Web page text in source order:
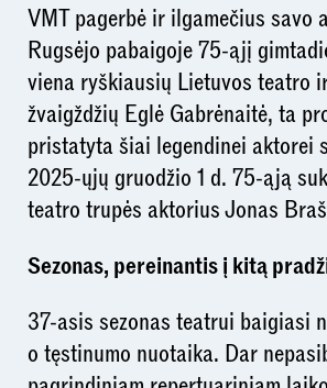
VMT pagerbė ir ilgamečius savo
Rugsėjo pabaigoje 75-ąjį
viena ryškiausių Lietuvos teatro
žvaigždžių Eglė Gabrėnaitė, ta
pristatyta šiai legendinei aktorei
2025-ųjų gruodžio 1 d. 75-ąją
teatro trupės aktorius Jonas
Sezonas, pereinantis į kitą
37-asis sezonas teatrui baigiasi
o tęstinumo nuotaika. Dar